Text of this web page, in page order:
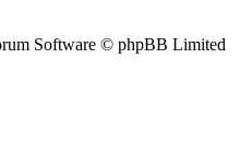
Software © phpBB Limited